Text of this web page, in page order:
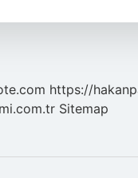
https://
Sitemap